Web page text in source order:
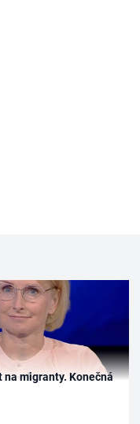
na migranty. Konečná